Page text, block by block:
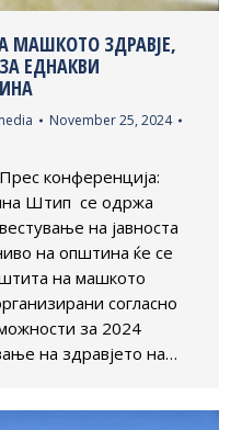
МАШКОТО ЗДРАВЈЕ,
ЕДНАКВИ
November 25, 2024
конференција:
Штип се одржа
на јавноста
на општина ќе се
на машкото
согласно
за 2024
на здравјето на…